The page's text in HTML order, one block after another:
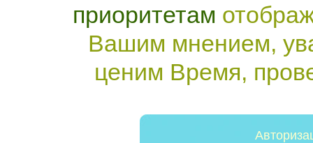
приоритетам
Вашим мнением,
ценим Время,